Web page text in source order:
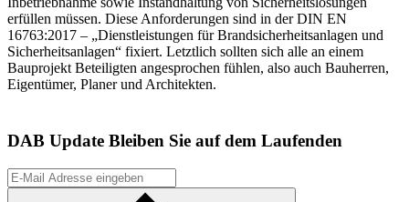
erfüllen müssen. Diese Anforderungen sind in der DIN EN
16763:2017 – „Dienstleistungen für Brandsicherheitsanlagen und
Sicherheitsanlagen“ fixiert. Letztlich sollten sich alle an einem
Bauprojekt Beteiligten angesprochen fühlen, also auch Bauherren,
Eigentümer, Planer und Architekten.
DAB Update Bleiben Sie auf dem Laufenden